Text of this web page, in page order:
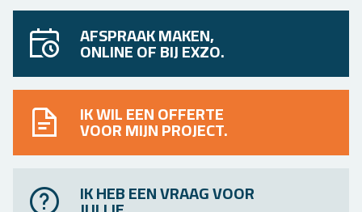
AFSPRAAK MAKEN,
ONLINE OF BIJ EXZO.
IK WIL EEN OFFERTE
VOOR MIJN PROJECT.
IK HEB EEN VRAAG VOOR